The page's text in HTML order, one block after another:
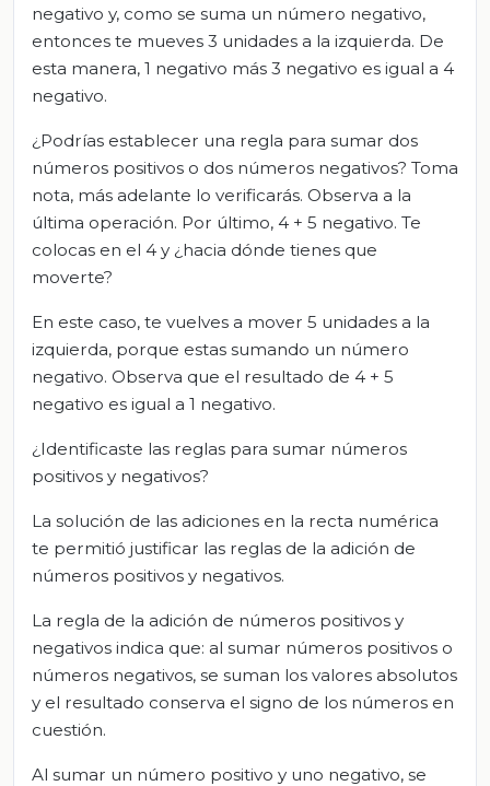
negativo y, como se suma un número negativo,
entonces te mueves 3 unidades a la izquierda. De
esta manera, 1 negativo más 3 negativo es igual a 4
negativo.
¿Podrías establecer una regla para sumar dos
números positivos o dos números negativos? Toma
nota, más adelante lo verificarás. Observa a la
última operación. Por último, 4 + 5 negativo. Te
colocas en el 4 y ¿hacia dónde tienes que
moverte?
En este caso, te vuelves a mover 5 unidades a la
izquierda, porque estas sumando un número
negativo. Observa que el resultado de 4 + 5
negativo es igual a 1 negativo.
¿Identificaste las reglas para sumar números
positivos y negativos?
La solución de las adiciones en la recta numérica
te permitió justificar las reglas de la adición de
números positivos y negativos.
La regla de la adición de números positivos y
negativos indica que: al sumar números positivos o
números negativos, se suman los valores absolutos
y el resultado conserva el signo de los números en
cuestión.
Al sumar un número positivo y uno negativo, se